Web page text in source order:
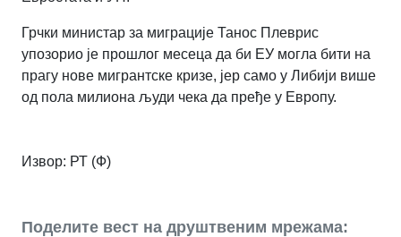
Грчки министар за миграције Танос Плеврис
упозорио је прошлог месеца да би ЕУ могла бити на
прагу нове мигрантске кризе, јер само у Либији више
од пола милиона људи чека да пређе у Европу.
Извор: РТ (Ф)
Поделите вест на друштвеним мрежама: